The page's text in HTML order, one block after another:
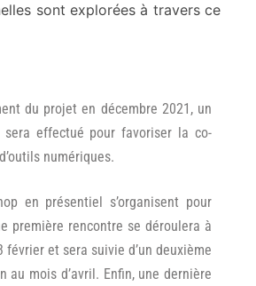
sont explorées à travers ce
du projet en décembre 2021, un
effectué pour favoriser la co-
numériques.
en présentiel s’organisent pour
première rencontre se déroulera à
février et sera suivie d’un deuxième
au mois d’avril. Enfin, une dernière